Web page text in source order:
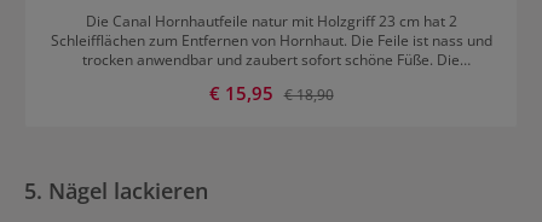
Die Canal Hornhautfeile natur mit Holzgriff 23 cm hat 2
Schleifflächen zum Entfernen von Hornhaut. Die Feile ist nass und
trocken anwendbar und zaubert sofort schöne Füße. Die
Verkaufspreis:
€ 15,95 Regulärer Preis:
€ 18,90
5. Nägel lackieren